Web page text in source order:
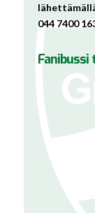
044 7400
Fanibussi